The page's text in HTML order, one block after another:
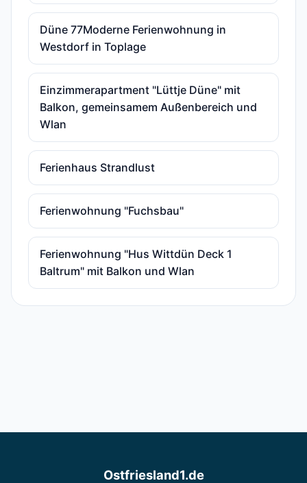
Düne 77Moderne Ferienwohnung in
Westdorf in Toplage
Einzimmerapartment "Lüttje Düne" mit
Balkon, gemeinsamem Außenbereich und
Wlan
Ferienhaus Strandlust
Ferienwohnung "Fuchsbau"
Ferienwohnung "Hus Wittdün Deck 1
Baltrum" mit Balkon und Wlan
Ostfriesland1.de